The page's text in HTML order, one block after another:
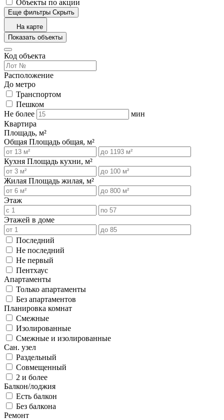
Объекты по акции
Еще фильтры Скрыть
На карте
Показать объекты
Код объекта
Расположение
До метро
Транспортом
Пешком
Не более
мин
Квартира
Площадь, м²
Общая Площадь общая, м²
Кухня Площадь кухни, м²
Жилая Площадь жилая, м²
Этаж
Этажей в доме
Последний
Не последний
Не первый
Пентхаус
Апартаменты
Только апартаменты
Без апартаментов
Планировка комнат
Смежные
Изолированные
Смежные и изолированные
Сан. узел
Раздельный
Совмещенный
2 и более
Балкон/лоджия
Есть балкон
Без балкона
Ремонт